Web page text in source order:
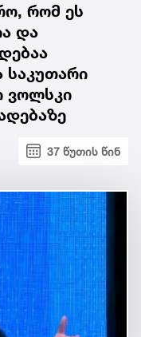
რომ ეს
და
საკუთარი
ვოლსკი
37 წუთის წინ